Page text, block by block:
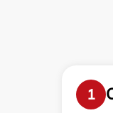
1